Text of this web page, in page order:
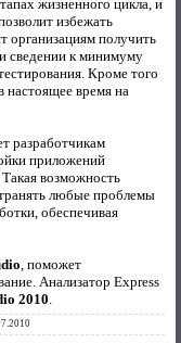
жизненного цикла, и
избежать
организациям получить
сведении к минимуму
Кроме того
настоящее время на
разработчикам
приложений
Такая возможность
любые проблемы
обеспечивая
, поможет
Анализатор Express
2010.